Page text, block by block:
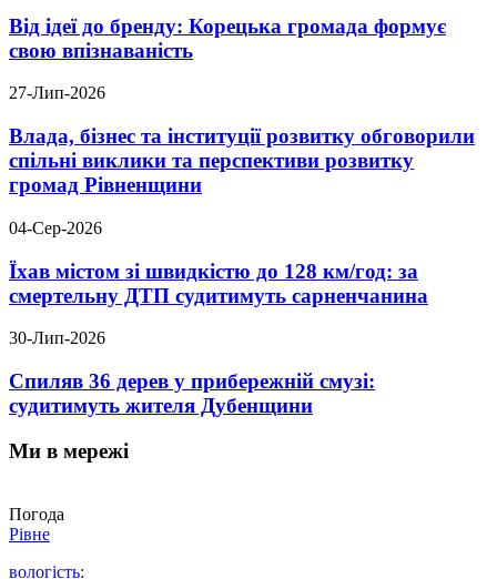
Від ідеї до бренду: Корецька громада формує
свою впізнаваність
27-Лип-2026
Влада, бізнес та інституції розвитку обговорили
спільні виклики та перспективи розвитку
громад Рівненщини
04-Сер-2026
Їхав містом зі швидкістю до 128 км/год: за
смертельну ДТП судитимуть сарненчанина
30-Лип-2026
Спиляв 36 дерев у прибережній смузі:
судитимуть жителя Дубенщини
Ми в мережі
Погода
Рівне
вологість: